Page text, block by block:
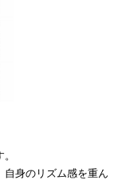
自身のリズム感を重ん